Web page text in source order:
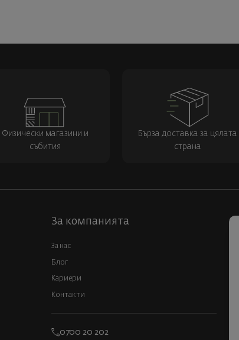
Физически магазини и
събития
Бърза доставка за цялата
страна
За компанията
За нас
Блог
Кариери
Контакти
0700 20 202